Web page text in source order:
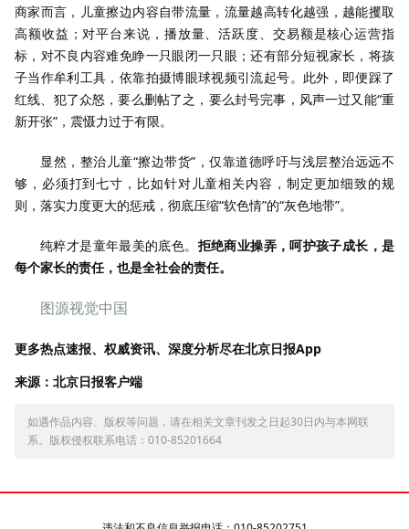
商家而言，儿童擦边内容自带流量，流量越高转化越强，越能攫取
高额收益；对平台来说，播放量、活跃度、交易额是核心运营指
标，对不良内容难免睁一只眼闭一只眼；还有部分短视家长，将孩
子当作牟利工具，依靠拍摄博眼球视频引流起号。此外，即便踩了
红线、犯了众怒，要么删帖了之，要么封号完事，风声一过又能“重
新开张”，震慑力过于有限。
显然，整治儿童“擦边带货”，仅靠道德呼吁与浅层整治远远不
够，必须打到七寸，比如针对儿童相关内容，制定更加细致的规
则，落实力度更大的惩戒，彻底压缩“软色情”的“灰色地带”。
纯粹才是童年最美的底色。 拒绝商业操弄，呵护孩子成长，是
每个家长的责任，也是全社会的责任。
图源视觉中国
更多热点速报、权威资讯、深度分析尽在北京日报App
来源：北京日报客户端
如遇作品内容、版权等问题，请在相关文章刊发之日起30日内与本网联
系。版权侵权联系电话：010-85201664